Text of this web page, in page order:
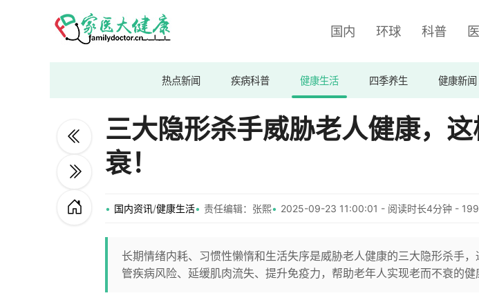
国内 环球 科普
热点新闻 疾病科普 健康生活 四季养生 健康新闻
三大隐形杀手威胁老人健康，
衰！
国内资讯/健康生活 责任编辑：张熙 2025-09-23 11:00:01 - 阅读时长4分钟 -
长期情绪内耗、习惯性懒惰和生活失序是威胁老人健康的三大隐形杀手
管疾病风险、延缓肌肉流失、提升免疫力，帮助老年人实现老而不衰的健